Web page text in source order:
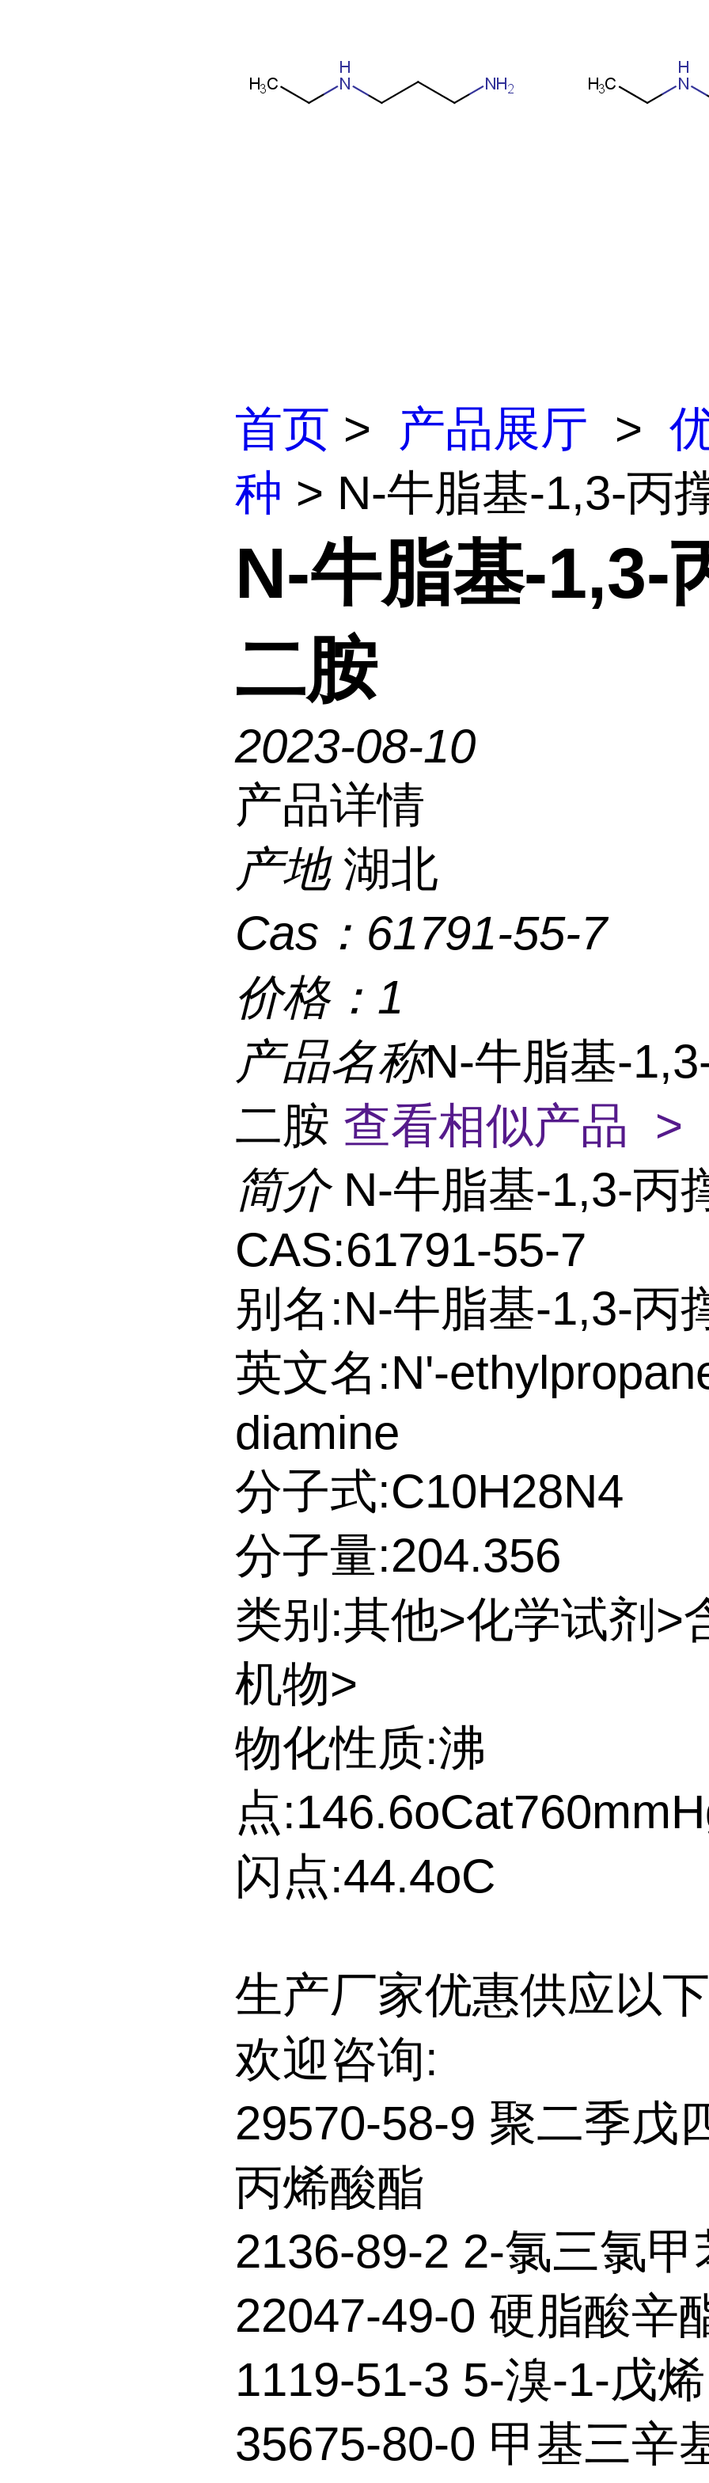
首页 > 产品展厅 >
种 > N-牛脂基-1,3-丙
N-牛脂基-1,3-
二胺
2023-08-10
产品详情
产地 湖北
Cas： 61791-55-7
价格： 1
产品名称N-牛脂基-
二胺 查看相似产品 >
简介 N-牛脂基-1,3-丙
CAS:61791-55-7
别名:N-牛脂基-1,3-丙
英文名:N'-
diamine
分子式:C10H28N4
分子量:204.356
类别:其他>化学试剂>
机物>
物化性质:沸
点
闪点:44.4oC
生产厂家优惠供应以
欢迎咨询:
29570-58-9 聚二季戊
丙烯酸酯
2136-89-2 2-氯三氯甲
22047-49-0 硬脂酸辛
1119-51-3 5-溴-1-戊烯
35675-80-0 甲基三辛